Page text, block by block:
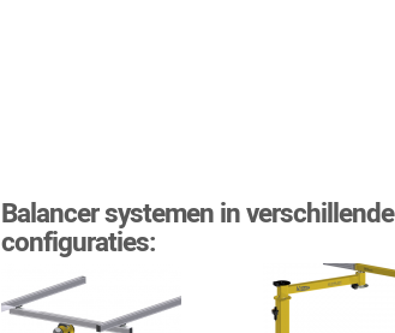
Balancer systemen in verschillende
configuraties: